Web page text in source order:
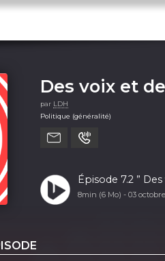
Des voix et
par LDH
Politique (généralité)
Épisode 7.2 ”
8min (6 Mo) - 03